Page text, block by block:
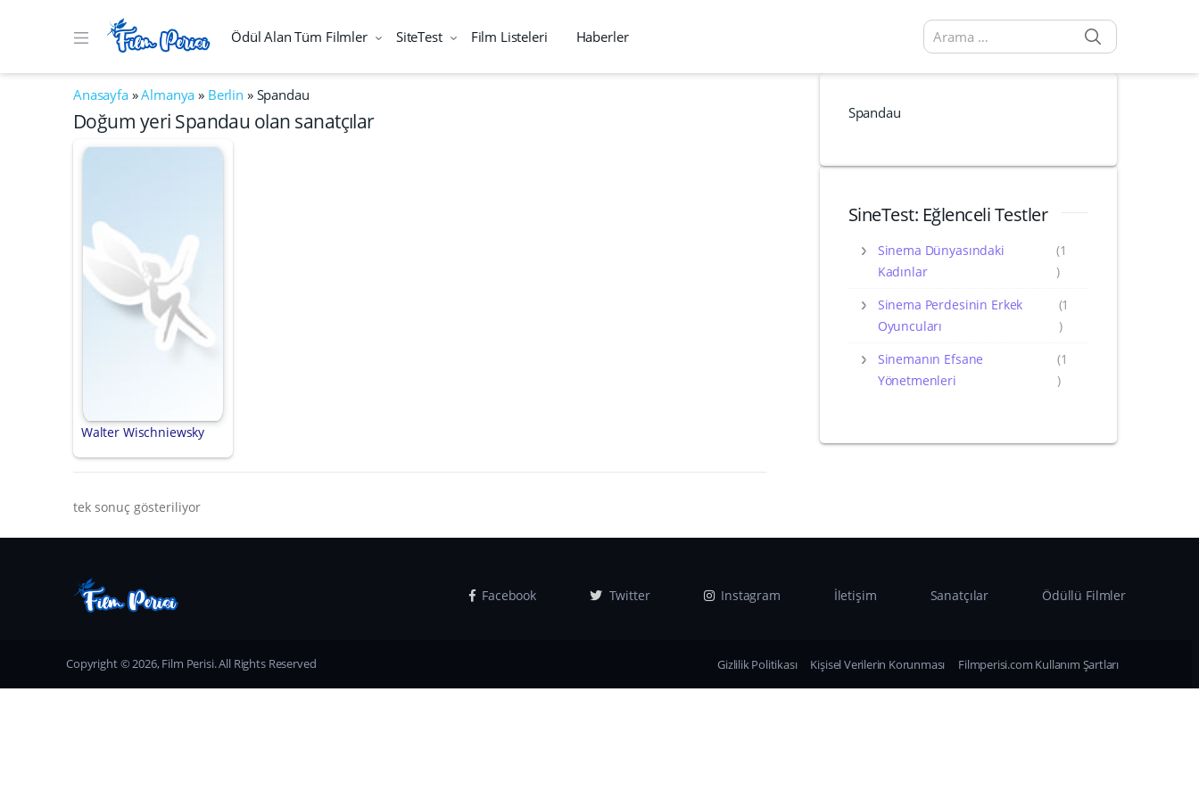
Ödül Alan Tüm Filmler SiteTest Film Listeleri Haberler
Arama sonuçları:
Anasayfa»Almanya » Berlin » Spandau
Doğum yeri Spandau olan sanatçılar
Walter Wischniewsky
tek sonuç gösteriliyor
Spandau
SineTest: Eğlenceli Testler
Sinema Dünyasındaki
Kadınlar
(1
)
Sinema Perdesinin Erkek
Oyuncuları
(1
)
Sinemanın Efsane
Yönetmenleri
(1
)
Facebook Twitter Instagram İletişim Sanatçılar Ödüllü Filmler
Copyright © 2026, Film Perisi. All Rights Reserved Gizlilik Politikası Kişisel Verilerin Korunması Filmperisi.com Kullanım Şartları